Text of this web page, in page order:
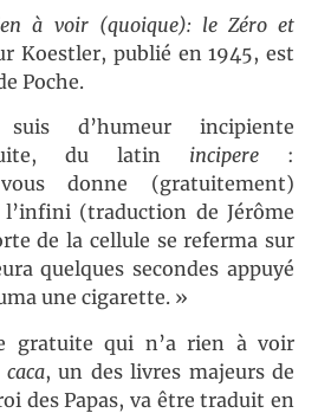
à voir (quoique): le Zéro et
Koestler, publié en 1945, est
Poche.
d’humeur incipiente
du latin incipere :
donne (gratuitement)
(traduction de Jérôme
de la cellule se referma sur
quelques secondes appuyé
une cigarette. »
gratuite qui n’a rien à voir
, un des livres majeurs de
des Papas, va être traduit en